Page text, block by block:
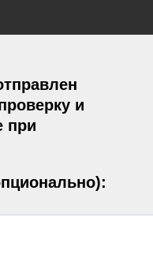
и
при